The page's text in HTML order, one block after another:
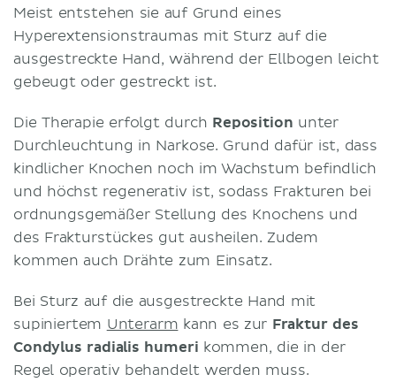
Meist entstehen sie auf Grund eines
Hyperextensionstraumas mit Sturz auf die
ausgestreckte Hand, während der Ellbogen leicht
gebeugt oder gestreckt ist.
Die Therapie erfolgt durch Reposition unter
Durchleuchtung in Narkose. Grund dafür ist, dass
kindlicher Knochen noch im Wachstum befindlich
und höchst regenerativ ist, sodass Frakturen bei
ordnungsgemäßer Stellung des Knochens und
des Frakturstückes gut ausheilen. Zudem
kommen auch Drähte zum Einsatz.
Bei Sturz auf die ausgestreckte Hand mit
supiniertem Unterarm kann es zur Fraktur des
Condylus radialis humeri kommen, die in der
Regel operativ behandelt werden muss.